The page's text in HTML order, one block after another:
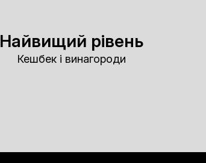
Найвищий рівень
Кешбек і винагороди